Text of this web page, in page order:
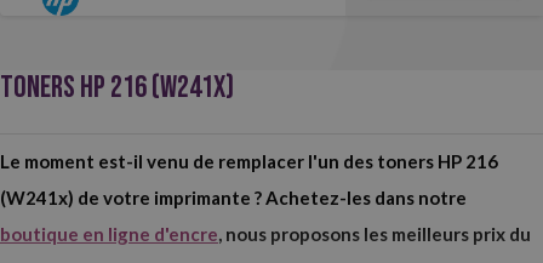
TONERS HP 216 (W241X)
Le moment est-il venu de remplacer l'un des toners HP 216
(W241x) de votre imprimante ? Achetez-les dans notre
boutique en ligne d'encre, nous proposons les meilleurs prix du